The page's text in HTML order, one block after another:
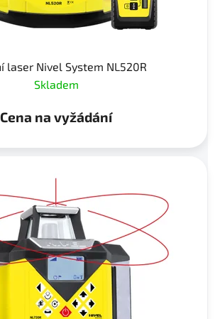
laser Nivel System NL520R
Skladem
Cena na vyžádání